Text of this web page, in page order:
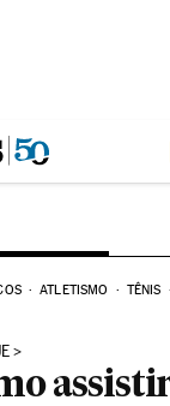
ATLETISMO TÊNIS